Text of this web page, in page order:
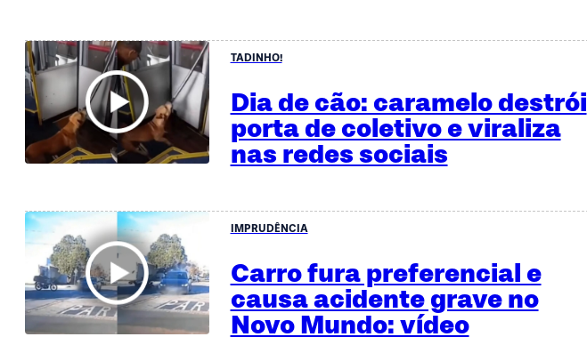
TADINHO!
Dia de cão: caramelo destrói
porta de coletivo e viraliza
nas redes sociais
IMPRUDÊNCIA
Carro fura preferencial e
causa acidente grave no
Novo Mundo: vídeo